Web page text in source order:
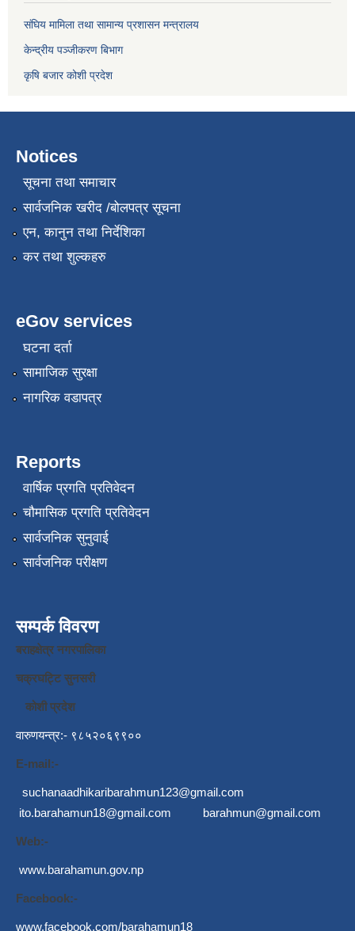
संघिय मामिला तथा सामान्य प्रशासन मन्त्रालय
केन्द्रीय पञ्जीकरण बिभाग
कृषि बजार कोशी प्रदेश
Notices
सूचना तथा समाचार
सार्वजनिक खरीद /बोलपत्र सूचना
एन, कानुन तथा निर्देशिका
कर तथा शुल्कहरु
eGov services
घटना दर्ता
सामाजिक सुरक्षा
नागरिक वडापत्र
Reports
वार्षिक प्रगति प्रतिवेदन
चौमासिक प्रगति प्रतिवेदन
सार्वजनिक सुनुवाई
सार्वजनिक परीक्षण
सम्पर्क विवरण
बराहक्षेत्र नगरपालिका
चक्रघट्टि सुनसरी
कोशी प्रदेश
वारुणयन्त्र:- ९८५२०६९९००
E-mail:-
suchanaadhikaribarahmun123@gmail.com
ito.barahamun18@gmail.com
barahmun@gmail.com
Web:-
www.barahamun.gov.np
Facebook:-
www.facebook.com/barahamun18